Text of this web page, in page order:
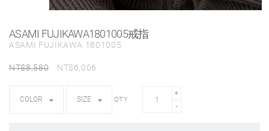
ASAMI FUJIKAWA1801005戒指
ASAMI FUJIKAWA 1801005
NT$8,580 NT$6,006
QTY